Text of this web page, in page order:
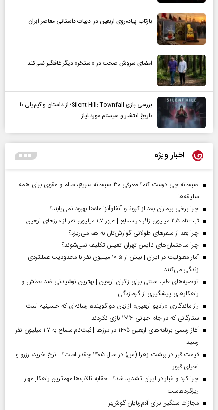
بازتاب پیاده‌روی اربعین در ادبیات داستانی معاصر ایران
امضای سروش صحت در «استخر» دیگر غافلگیر نمی‌کند
بررسی بازی Silent Hill: Townfall؛ از داستان و گیم‌پلی تا
تاریخ انتشار و سیستم مورد نیاز
اخبار ویژه
صبحانه چی درست کنم؟ معرفی ۳۰ صبحانه سریع، سالم و مقوی برای همه
سلیقه‌ها
چرا برخی بیماران بعد از کرونا و آنفلوآنزا ماه‌ها بهبود نمی‌یابند؟
ثبت‌نام ۲.۵ میلیون زائر در سماح | عبور ۱.۷ میلیون نفر از مرز‌های اربعین
چرا بعد از سفرهای طولانی گوارش‌تان به هم می‌ریزد؟
چرا ساختمان‌های ناایمن تهران تعیین تکلیف نمی‌شوند؟
آمار معلولیت در ایران | بیش از ۱۰.۵ میلیون نفر با محدودیت عملکردی
زندگی می‌کنند
توصیه‌های طب سنتی برای زائران اربعین | بهترین نوشیدنی ضد عطش و
راهکارهای پیشگیری از گرمازدگی
راز ماندگاری «رادیو اربعین» از زبان دو گوینده؛ رسانه‌ای که حسینیه است
ستارگانی که در جام جهانی ۲۰۲۶ بازی نکردند
آغاز رسمی برنامه‌های اربعین ۱۴۰۵ در مرز‌ها | ثبت‌نام سماح به ۱.۷ میلیون نفر
رسید
قیمت قبر در بهشت زهرا (س) در سال ۱۴۰۵ چقدر است؟ | نرخ خرید، رزرو و
احیای قبور
چرا گرد و غبار در ایران تشدید شد؟ | حقابه تالاب‌ها مهم‌ترین راهکار مهار
ریزگردهاست
مجازات سنگین برای آدم‌ربایان گوش‌بر